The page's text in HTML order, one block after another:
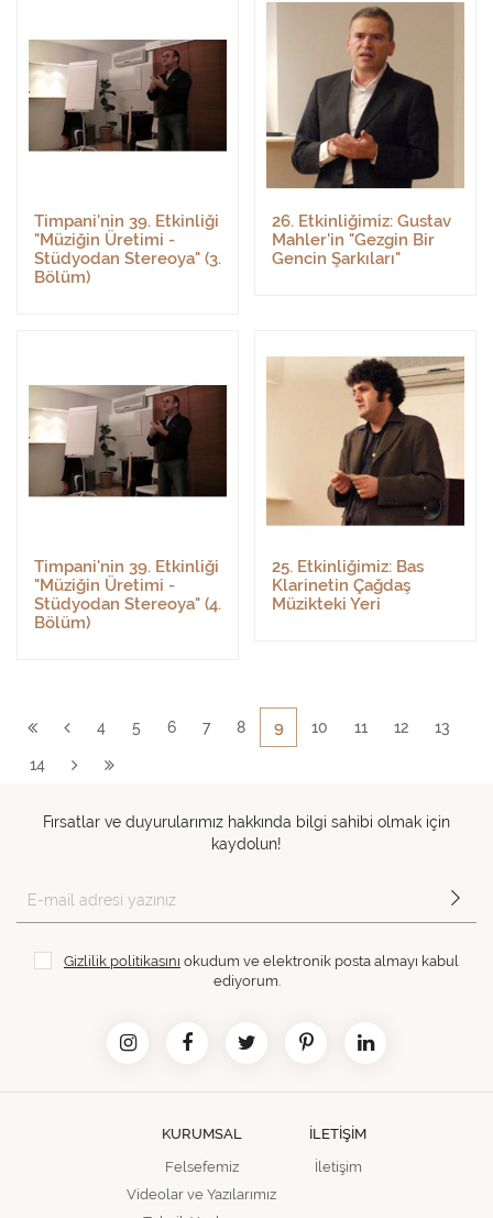
Timpani'nin 39. Etkinliği
"Müziğin Üretimi -
Stüdyodan Stereoya" (3.
Bölüm)
26. Etkinliğimiz: Gustav
Mahler'in "Gezgin Bir
Gencin Şarkıları"
Timpani'nin 39. Etkinliği
"Müziğin Üretimi -
Stüdyodan Stereoya" (4.
Bölüm)
25. Etkinliğimiz: Bas
Klarinetin Çağdaş
Müzikteki Yeri
4 5 6 7 8 9 10 11 12 13
14
Fırsatlar ve duyurularımız hakkında bilgi sahibi olmak için
kaydolun!
Gizlilik politikasını okudum ve elektronik posta almayı kabul
ediyorum.
KURUMSAL
Felsefemiz
Videolar ve Yazılarımız
İLETİŞİM
İletişim